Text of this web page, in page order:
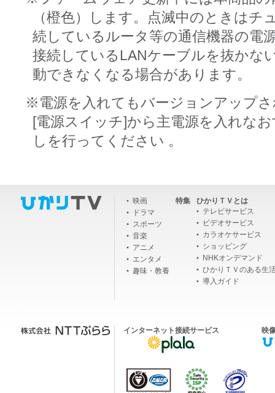
（橙色）します。点滅中のときは
続しているルータ等の通信機器の電
接続しているLANケーブルを抜かな
動できなくなる場合があります。
※電源を入れてもバージョンアップ
[電源スイッチ]から主電源を入れな
しを行ってください 。
映画
ドラマ
スポーツ
音楽
アニメ
エンタメ
趣味・教養
特集
ひかりＴＶとは
テレビサービス
ビデオサービス
カラオケサービス
ショッピング
NHKオンデマンド
ひかりＴＶのある生
導入ガイド
インターネット接続サービス 映